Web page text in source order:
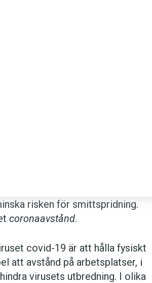
risken för smittspridning.
coronaavstånd.
covid-19 är att hålla fysiskt
att avstånd på arbetsplatser, i
virusets utbredning. I olika